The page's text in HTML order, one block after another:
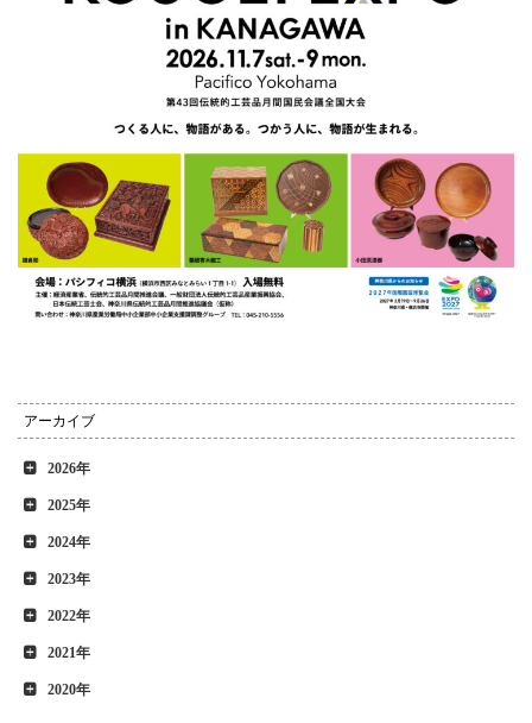
アーカイブ
2026年
2025年
2024年
2023年
2022年
2021年
2020年